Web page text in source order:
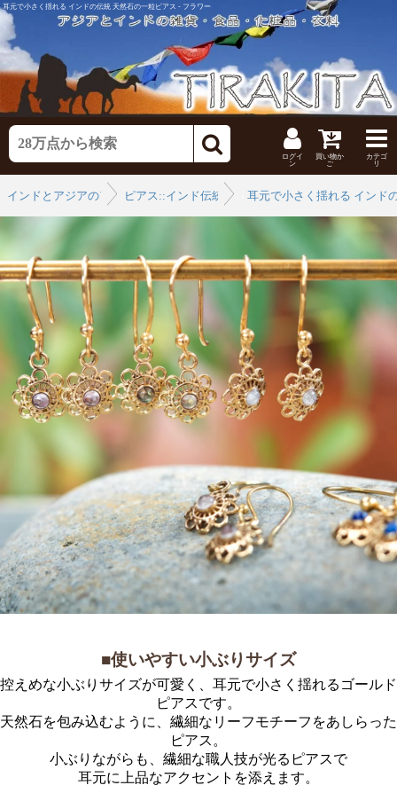
耳元で小さく揺れる インドの伝統 天然石の一粒ピアス - フラワー
ログイ
ン
買い物か
ご
カテゴ
リ
インドとアジアのアクセピアス::インド伝統 耳元で小さく揺れる インド
■使いやすい小ぶりサイズ
控えめな小ぶりサイズが可愛く、耳元で小さく揺れるゴールド
ピアスです。
天然石を包み込むように、繊細なリーフモチーフをあしらった
ピアス。
小ぶりながらも、繊細な職人技が光るピアスで
耳元に上品なアクセントを添えます。